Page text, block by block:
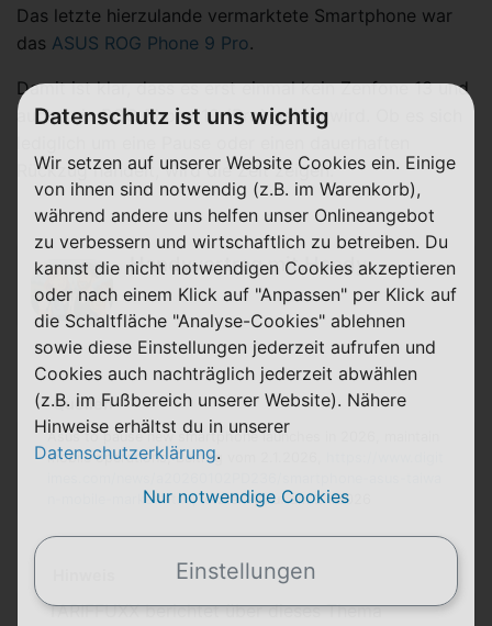
Das letzte hierzulande vermarktete Smartphone war
das ASUS ROG Phone 9 Pro.
Damit ist klar, dass es erst einmal kein Zenfone 13 und
auch kein ROG Phone 10 (Pro) geben wird. Ob es sich
Rückzug handelt, wird die Zeit zeigen.
Handyvertrag mit Handy
Quellen
Asus to pause new smartphone launches in 2026, maintain
mobile operations, Beitrag vom 2.1.2026,
n-mobile-market.html, letzter Abruf am 2.1.2026
TARIFFUXX berichtet über dieses Thema
Datenschutz ist uns wichtig
Wir setzen auf unserer Website Cookies ein. Einige
von ihnen sind notwendig (z.B. im Warenkorb),
während andere uns helfen unser Onlineangebot
zu verbessern und wirtschaftlich zu betreiben. Du
kannst die nicht notwendigen Cookies akzeptieren
oder nach einem Klick auf "Anpassen" per Klick auf
die Schaltfläche "Analyse-Cookies" ablehnen
sowie diese Einstellungen jederzeit aufrufen und
Cookies auch nachträglich jederzeit abwählen
(z.B. im Fußbereich unserer Website). Nähere
Hinweise erhältst du in unserer
Datenschutzerklärung.
Nur notwendige Cookies
Einstellungen